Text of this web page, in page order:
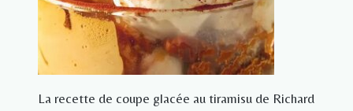
La recette de coupe glacée au tiramisu de Richard